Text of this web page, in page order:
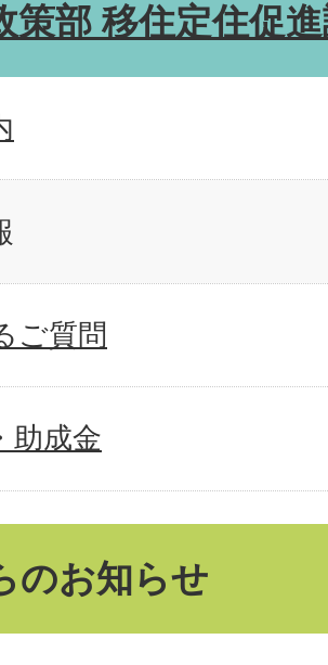
策部 移住定住促
ご質問
助成金
のお知らせ